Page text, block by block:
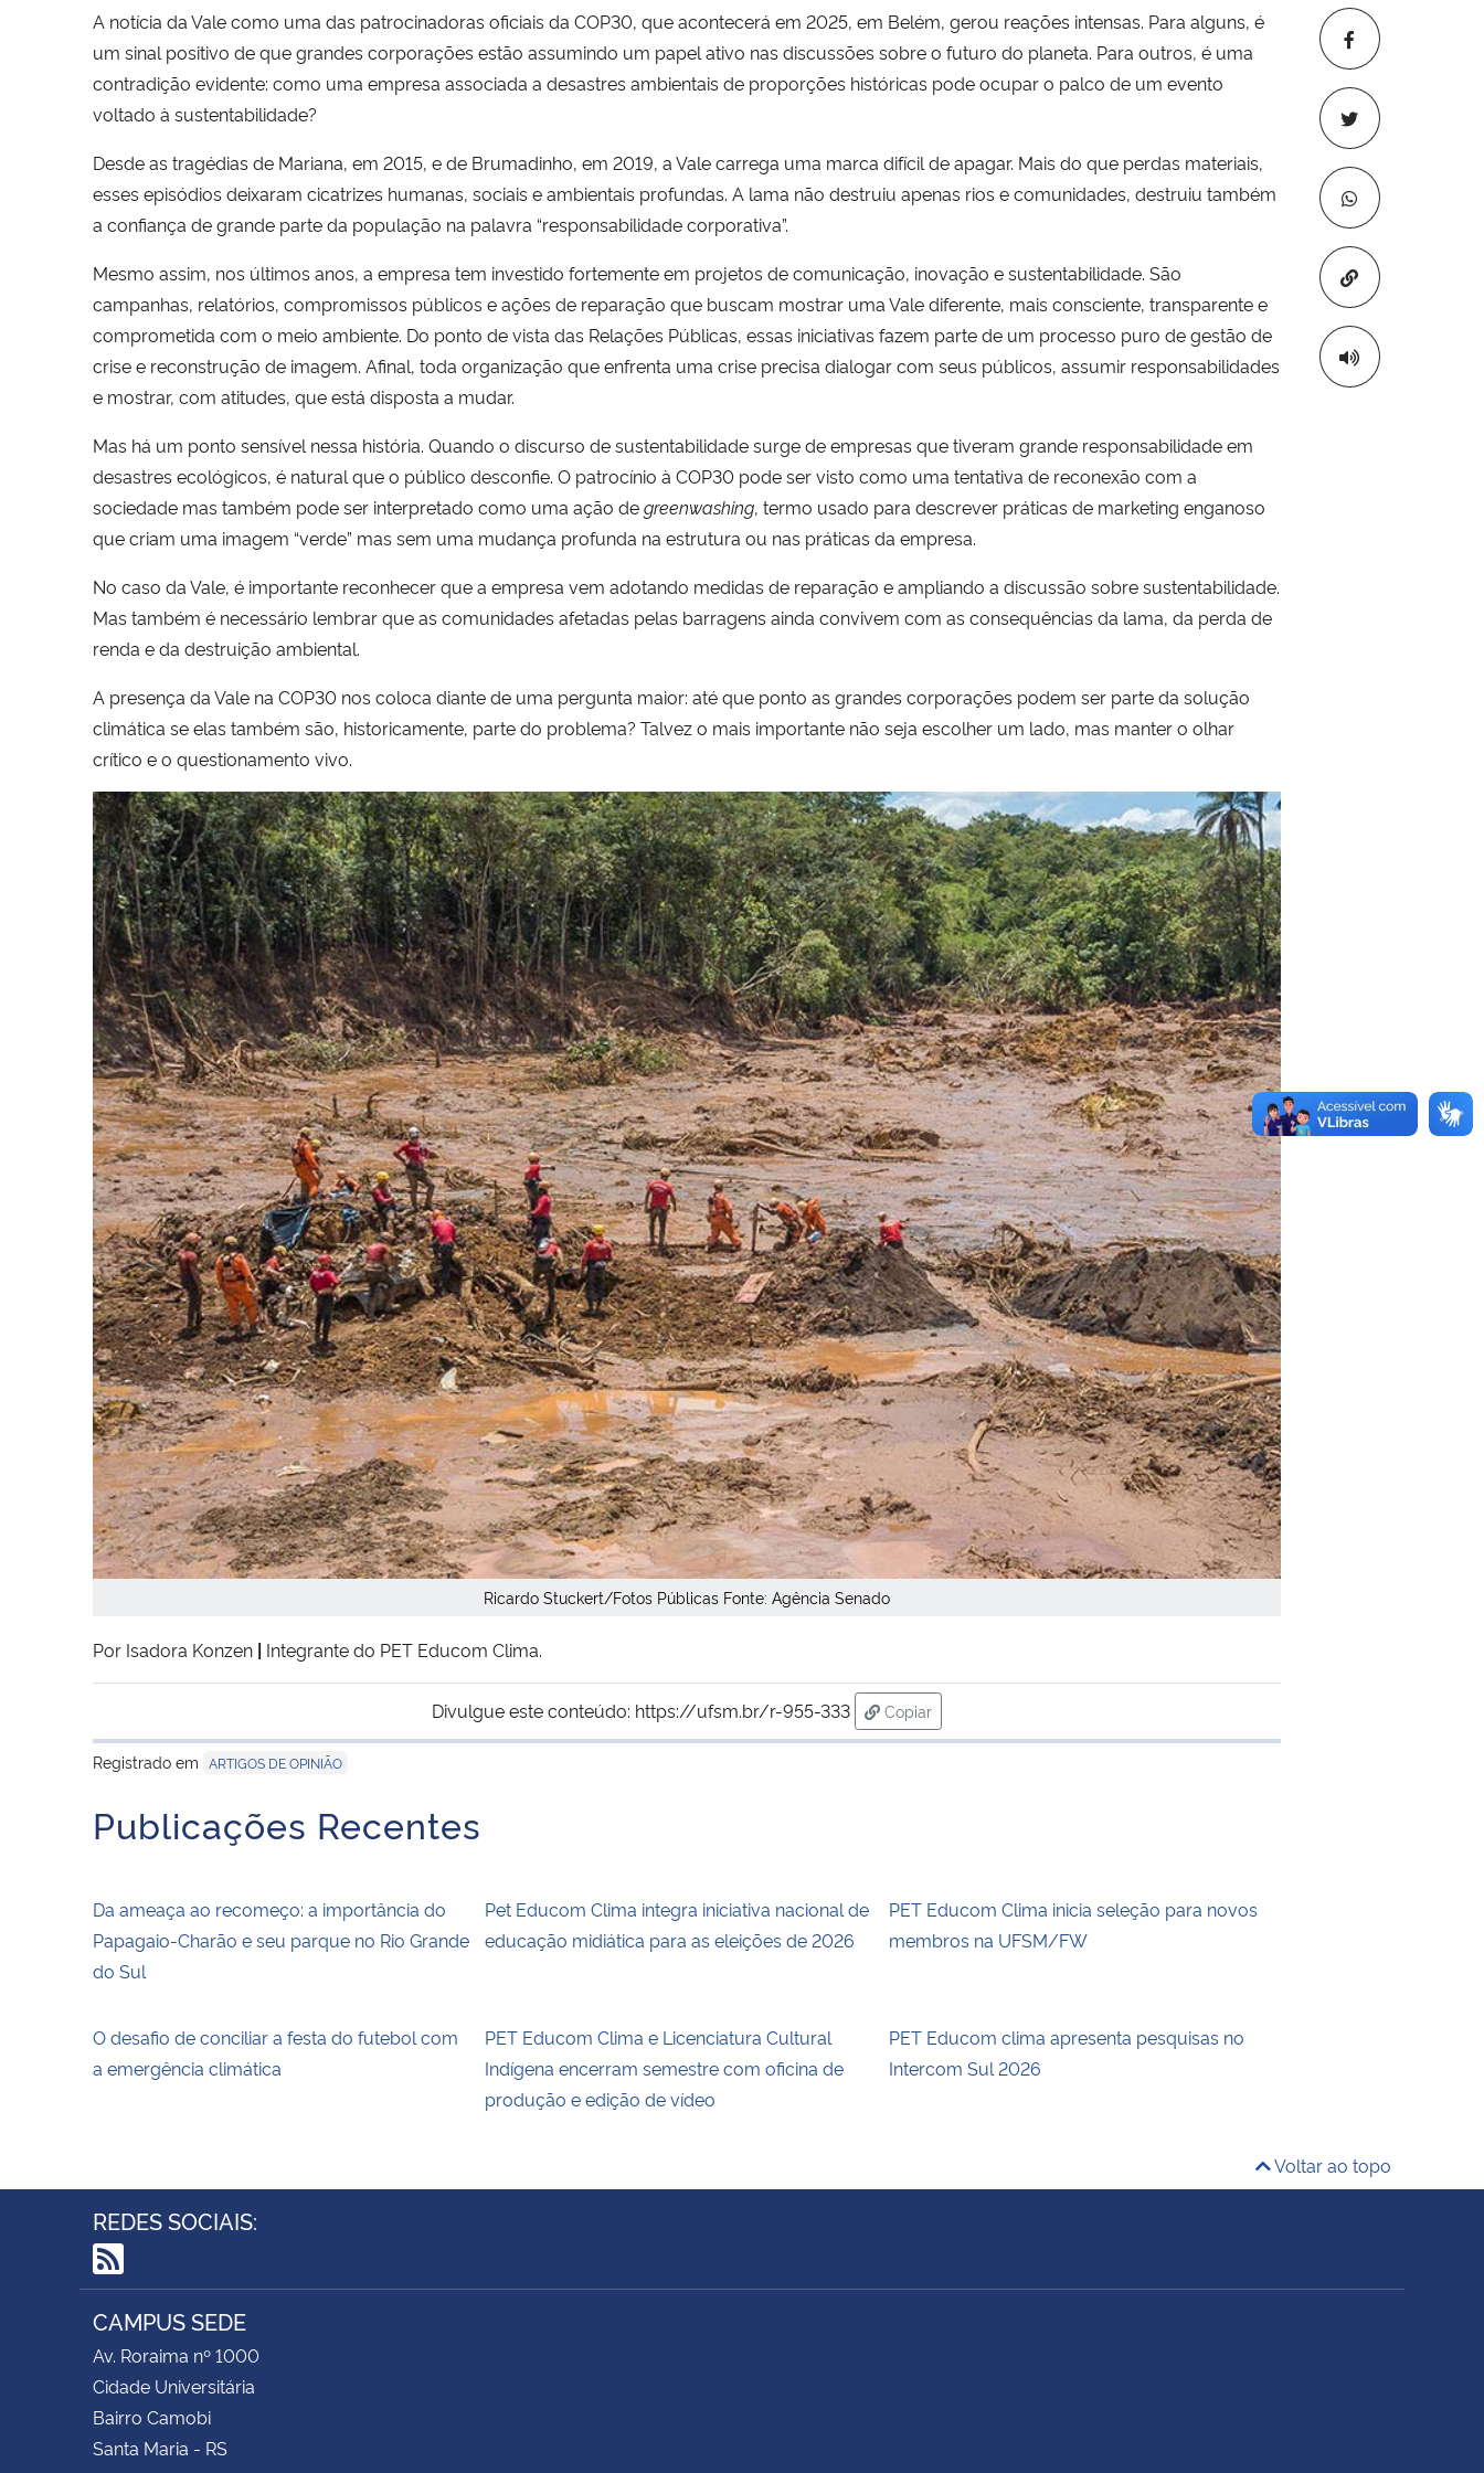
Copiar para
A notícia da Vale como uma das patrocinadoras oficiais da COP30, que acontecerá em 2025, em Belém, gerou reações intensas. Para alguns, é
um sinal positivo de que grandes corporações estão assumindo um papel ativo nas discussões sobre o futuro do planeta. Para outros, é uma
contradição evidente: como uma empresa associada a desastres ambientais de proporções históricas pode ocupar o palco de um evento
voltado à sustentabilidade?
Desde as tragédias de Mariana, em 2015, e de Brumadinho, em 2019, a Vale carrega uma marca difícil de apagar. Mais do que perdas materiais,
esses episódios deixaram cicatrizes humanas, sociais e ambientais profundas. A lama não destruiu apenas rios e comunidades, destruiu também
a confiança de grande parte da população na palavra “responsabilidade corporativa”.
Mesmo assim, nos últimos anos, a empresa tem investido fortemente em projetos de comunicação, inovação e sustentabilidade. São
campanhas, relatórios, compromissos públicos e ações de reparação que buscam mostrar uma Vale diferente, mais consciente, transparente e
comprometida com o meio ambiente. Do ponto de vista das Relações Públicas, essas iniciativas fazem parte de um processo puro de gestão de
crise e reconstrução de imagem. Afinal, toda organização que enfrenta uma crise precisa dialogar com seus públicos, assumir responsabilidades
e mostrar, com atitudes, que está disposta a mudar.
Mas há um ponto sensível nessa história. Quando o discurso de sustentabilidade surge de empresas que tiveram grande responsabilidade em
desastres ecológicos, é natural que o público desconfie. O patrocínio à COP30 pode ser visto como uma tentativa de reconexão com a
sociedade mas também pode ser interpretado como uma ação degreenwashing, termo usado para descrever práticas de marketing enganoso
que criam uma imagem “verde” mas sem uma mudança profunda na estrutura ou nas práticas da empresa.
No caso da Vale, é importante reconhecer que a empresa vem adotando medidas de reparação e ampliando a discussão sobre sustentabilidade.
Mas também é necessário lembrar que as comunidades afetadas pelas barragens ainda convivem com as consequências da lama, da perda de
renda e da destruição ambiental.
A presença da Vale na COP30 nos coloca diante de uma pergunta maior: até que ponto as grandes corporações podem ser parte da solução
climática se elas também são, historicamente, parte do problema? Talvez o mais importante não seja escolher um lado, mas manter o olhar
crítico e o questionamento vivo.
Ricardo Stuckert/Fotos Públicas Fonte: Agência Senado
Por Isadora Konzen | Integrante do PET Educom Clima.
Divulgue este conteúdo: https://ufsm.br/r-955-333
Copiar
para área de transferência
Registrado em ARTIGOS DE OPINIÃO
Publicações Recentes
Da ameaça ao recomeço: a importância do
Papagaio-Charão e seu parque no Rio Grande
do Sul
Pet Educom Clima integra iniciativa nacional de
educação midiática para as eleições de 2026
PET Educom Clima inicia seleção para novos
membros na UFSM/FW
O desafio de conciliar a festa do futebol com
a emergência climática
PET Educom Clima e Licenciatura Cultural
Indígena encerram semestre com oficina de
produção e edição de vídeo
PET Educom clima apresenta pesquisas no
Intercom Sul 2026
Voltar ao topo
REDES SOCIAIS:
RSS
CAMPUS SEDE
Av. Roraima nº 1000
Cidade Universitária
Bairro Camobi
Santa Maria - RS